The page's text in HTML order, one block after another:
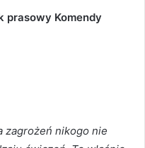
prasowy Komendy
zagrożeń nikogo nie